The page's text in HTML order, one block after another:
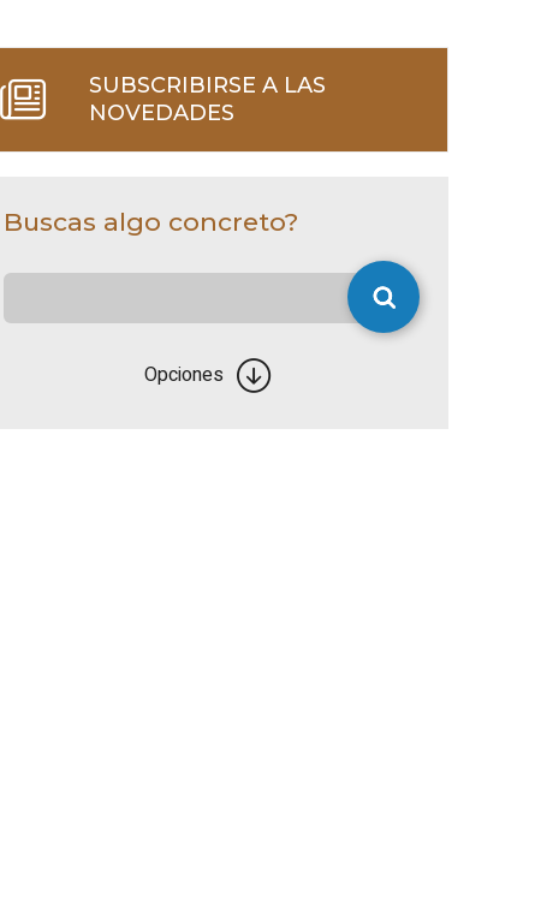
SUBSCRIBIRSE A LAS
NOVEDADES
Buscas algo concreto?
Opciones